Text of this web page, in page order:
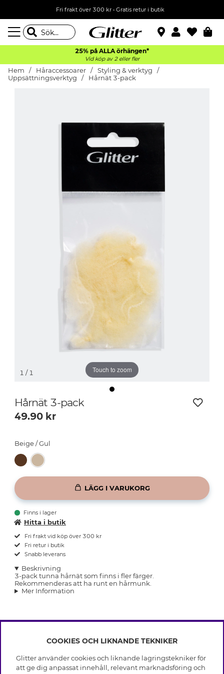
Fri frakt över 300 kr• Gratis retur i butik
25% på ALLA örhängen*
Vid köp av 2 eller fler
Hem Håraccessoarer
Styling & verktyg
Uppsättningsverktyg
Hårnät 3-pack
Touch to zoom
1 / 1
Hårnät 3-pack
49.90 kr
Beige / Gul
LÄGG I VARUKORG
Finns i lager
Hitta i butik
Fri frakt vid köp över 300 kr
Fri retur i butik
Snabb leverans
Beskrivning
3-pack tunna hårnät som finns i fler färger.
Rekommenderas att ha runt en hårmunk.
Mer Information
INFO
Leverans
Villkor
OM GLITTER
COOKIES OCH LIKNANDE TEKNIKER
Glitter använder cookies och liknande lagringstekniker för
att ge dig anpassat innehåll, relevant marknadsföring och